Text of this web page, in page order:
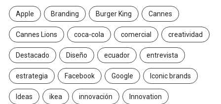
Apple Branding Burger King Cannes
Cannes Lions coca-cola comercial creatividad
Destacado Diseño ecuador entrevista
estrategia Facebook Google Iconic brands
Ideas ikea innovación Innovation